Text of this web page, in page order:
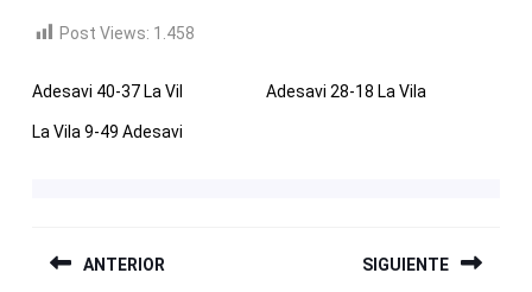
Post Views: 1.458
Adesavi 40-37 La Vil Adesavi 28-18 La Vila
La Vila 9-49 Adesavi
DE
ANTERIOR SIGUIENTE